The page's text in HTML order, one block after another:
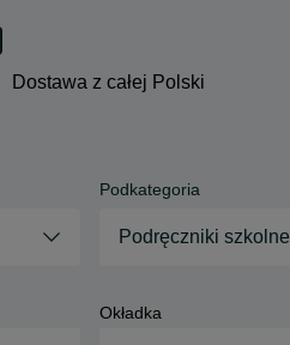
Dostawa z całej Polski
Podkategoria
Podręczniki szkolne
Okładka